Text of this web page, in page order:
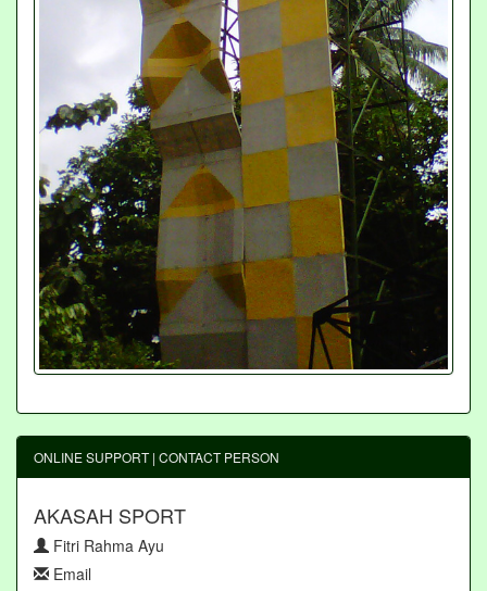
ONLINE SUPPORT | CONTACT PERSON
AKASAH SPORT
Fitri Rahma Ayu
Email